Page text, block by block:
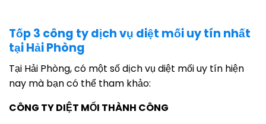
Tốp 3 công ty dịch vụ diệt mối uy tín nhất
tại Hải Phòng
Tại Hải Phòng, có một số dịch vụ diệt mối uy tín hiện
nay mà bạn có thể tham khảo:
CÔNG TY DIỆT MỐI THÀNH CÔNG